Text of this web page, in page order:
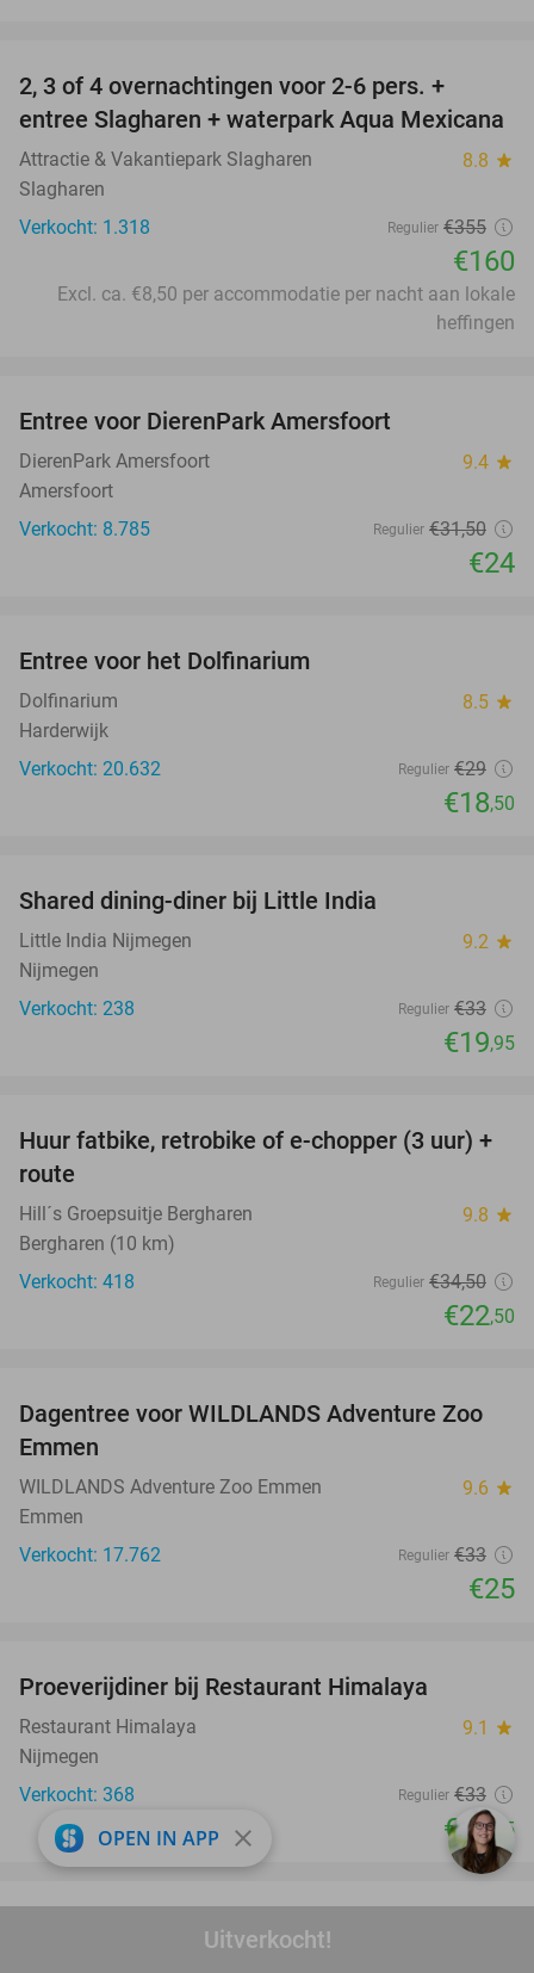
Uitverkocht!
2, 3 of 4 overnachtingen voor 2-6 pers. +
entree Slagharen + waterpark Aqua Mexicana
Attractie & Vakantiepark Slagharen 8.8 star
Slagharen
Verkocht: 1.318
Regulier €355
€160
Excl. ca. €8,50 per accommodatie per nacht aan lokale
heffingen
Entree voor DierenPark Amersfoort
DierenPark Amersfoort 9.4 star
Amersfoort
Verkocht: 8.785
Regulier €31,50
€24
Entree voor het Dolfinarium
Dolfinarium 8.5 star
Harderwijk
Verkocht: 20.632
Regulier €29
€18,50
Shared dining-diner bij Little India
Little India Nijmegen 9.2 star
Nijmegen
Verkocht: 238
Regulier €33
€19,95
35%
Huur fatbike, retrobike of e-chopper (3 uur) +
route
Hill´s Groepsuitje Bergharen 9.8 star
Bergharen (10 km)
Verkocht: 418
Regulier €34,50
€22,50
24%
Dagentree voor WILDLANDS Adventure Zoo
Emmen
WILDLANDS Adventure Zoo Emmen 9.6 star
Emmen
Verkocht: 17.762
Regulier €33
€25
Proeverijdiner bij Restaurant Himalaya
Restaurant Himalaya 9.1 star
Nijmegen
Verkocht: 368
Regulier €33
€19,95
favorite_border
Bowlen (55 min) evt. + 12 bitterballen in
OPEN IN APP close